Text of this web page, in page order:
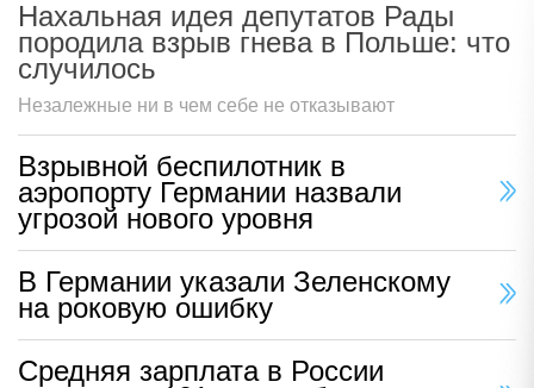
Нахальная идея депутатов Рады
породила взрыв гнева в Польше: что
случилось
Незалежные ни в чем себе не отказывают
Взрывной беспилотник в
аэропорту Германии назвали
угрозой нового уровня
В Германии указали Зеленскому
на роковую ошибку
Средняя зарплата в России